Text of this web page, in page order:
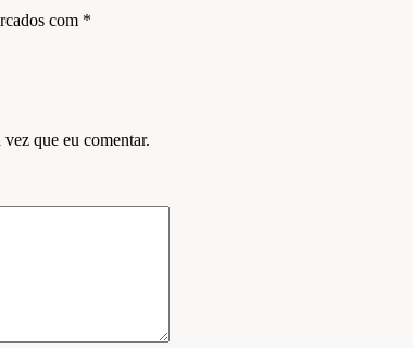
com *
que eu comentar.